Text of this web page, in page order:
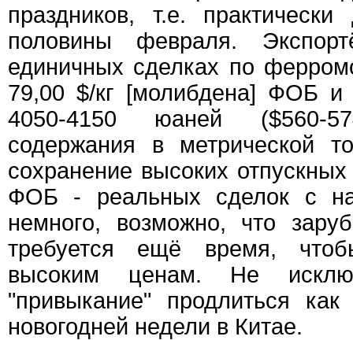
праздников, т.е.
половины февраля.
единичных сделках по
79,00 $/кг [молибдена] ФОБ и
4050-4150 юаней ($560-
содержания в метрической
сохранение высоких
ФОБ - реальных сделок с
немного, возможно, что
требуется ещё время,
высоким ценам. Не
"привыкание" продлиться
новогодней недели в Китае.